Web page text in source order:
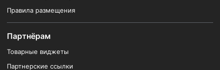
Правила размещения
Партнёрам
Товарные виджеты
Партнерские ссылки